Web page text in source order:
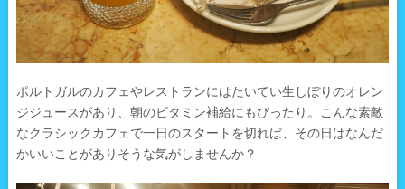
ポルトガルのカフェやレストランにはたいてい生しぼりのオレン
ジジュースがあり、朝のビタミン補給にもぴったり。こんな素敵
なクラシックカフェで一日のスタートを切れば、その日はなんだ
かいいことがありそうな気がしませんか？